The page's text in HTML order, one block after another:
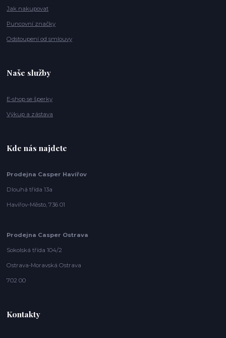
Jak nakupovat
Puncovní značky
Odstoupení od smlouvy
Naše služby
E-shop se šperky
Výkup a zástava
Kde nás najdete
Prodejna Casper Havířov
Dlouhá třída 13a
Havířov-Město, 736 01
Prodejna Casper Ostrava
Sokolská třída 104/2
Ostrava-Moravská Ostrava
702 00
Kontakty